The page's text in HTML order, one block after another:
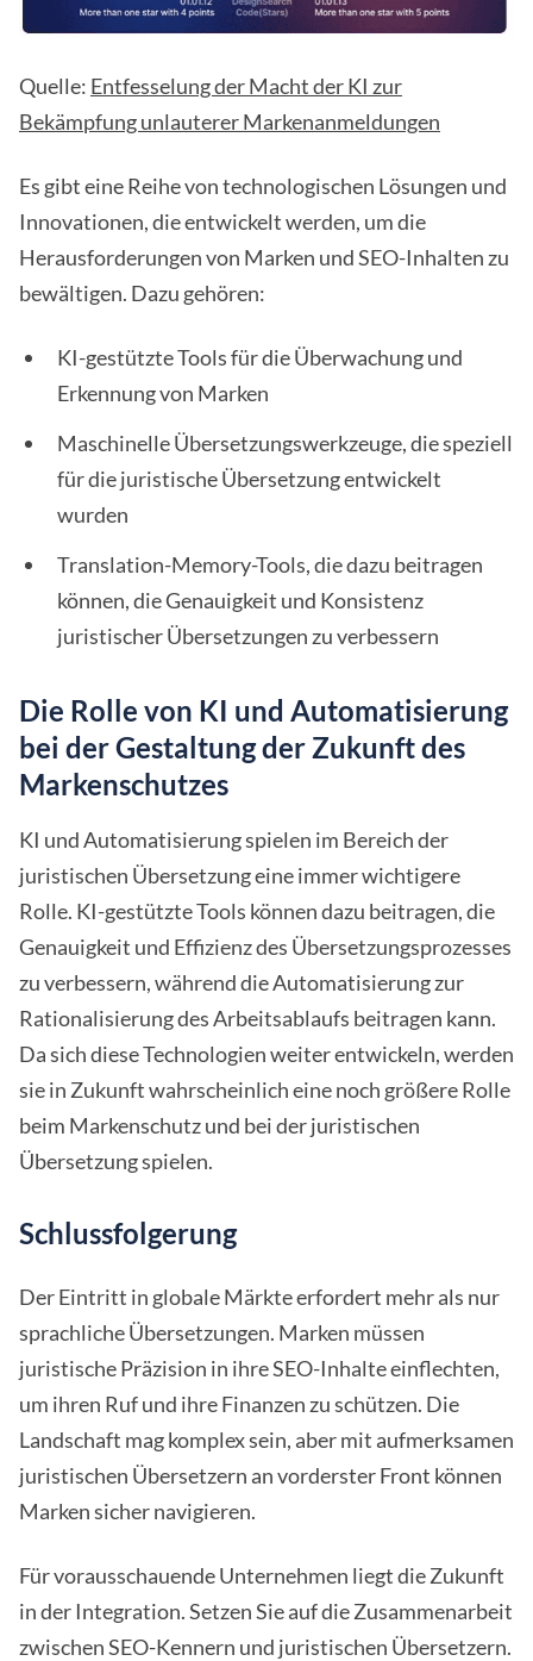
Quelle: Entfesselung der Macht der KI zur
Bekämpfung unlauterer Markenanmeldungen
Es gibt eine Reihe von technologischen Lösungen und
Innovationen, die entwickelt werden, um die
Herausforderungen von Marken und SEO-Inhalten zu
bewältigen. Dazu gehören:
KI-gestützte Tools für die Überwachung und
Erkennung von Marken
Maschinelle Übersetzungswerkzeuge, die speziell
für die juristische Übersetzung entwickelt
wurden
Translation-Memory-Tools, die dazu beitragen
können, die Genauigkeit und Konsistenz
juristischer Übersetzungen zu verbessern
Die Rolle von KI und Automatisierung
bei der Gestaltung der Zukunft des
Markenschutzes
KI und Automatisierung spielen im Bereich der
juristischen Übersetzung eine immer wichtigere
Rolle. KI-gestützte Tools können dazu beitragen, die
Genauigkeit und Effizienz des Übersetzungsprozesses
zu verbessern, während die Automatisierung zur
Rationalisierung des Arbeitsablaufs beitragen kann.
Da sich diese Technologien weiter entwickeln, werden
sie in Zukunft wahrscheinlich eine noch größere Rolle
beim Markenschutz und bei der juristischen
Übersetzung spielen.
Schlussfolgerung
Der Eintritt in globale Märkte erfordert mehr als nur
sprachliche Übersetzungen. Marken müssen
juristische Präzision in ihre SEO-Inhalte einflechten,
um ihren Ruf und ihre Finanzen zu schützen. Die
Landschaft mag komplex sein, aber mit aufmerksamen
juristischen Übersetzern an vorderster Front können
Marken sicher navigieren.
Für vorausschauende Unternehmen liegt die Zukunft
in der Integration. Setzen Sie auf die Zusammenarbeit
zwischen SEO-Kennern und juristischen Übersetzern.